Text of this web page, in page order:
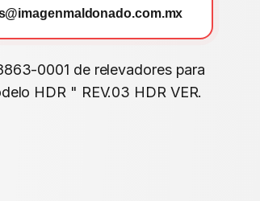
0001 de relevadores para
HDR " REV.03 HDR VER.